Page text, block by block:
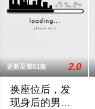
更新至第01集 2.0
换座位后，发
现身后的男生